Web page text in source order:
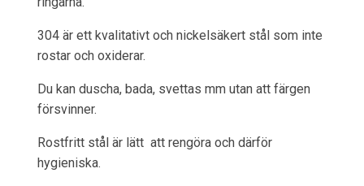
304 är ett kvalitativt och nickelsäkert stål som inte
rostar och oxiderar.
Du kan duscha, bada, svettas mm utan att färgen
försvinner.
Rostfritt stål är lätt att rengöra och därför
hygieniska.